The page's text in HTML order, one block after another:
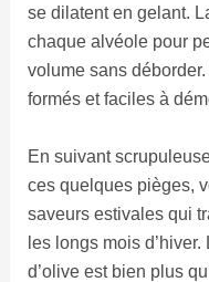
se dilatent en gelant.
chaque alvéole pour
volume sans
formés et faciles à
En suivant
ces quelques pièges,
saveurs estivales qui
les longs mois
d’olive est bien plus